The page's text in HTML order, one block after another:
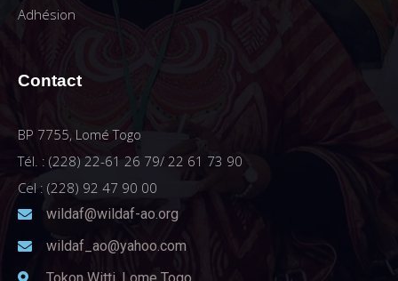
Adhésion
Contact
BP 7755, Lomé Togo
Tél. : (228) 22-61 26 79/ 22 61 73 90
Cel : (228) 92 47 90 00
wildaf@wildaf-ao.org
wildaf_ao@yahoo.com